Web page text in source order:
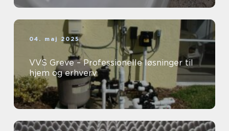
04. maj 2025
VVS Greve – Professionelle løsninger til
hjem og erhverv